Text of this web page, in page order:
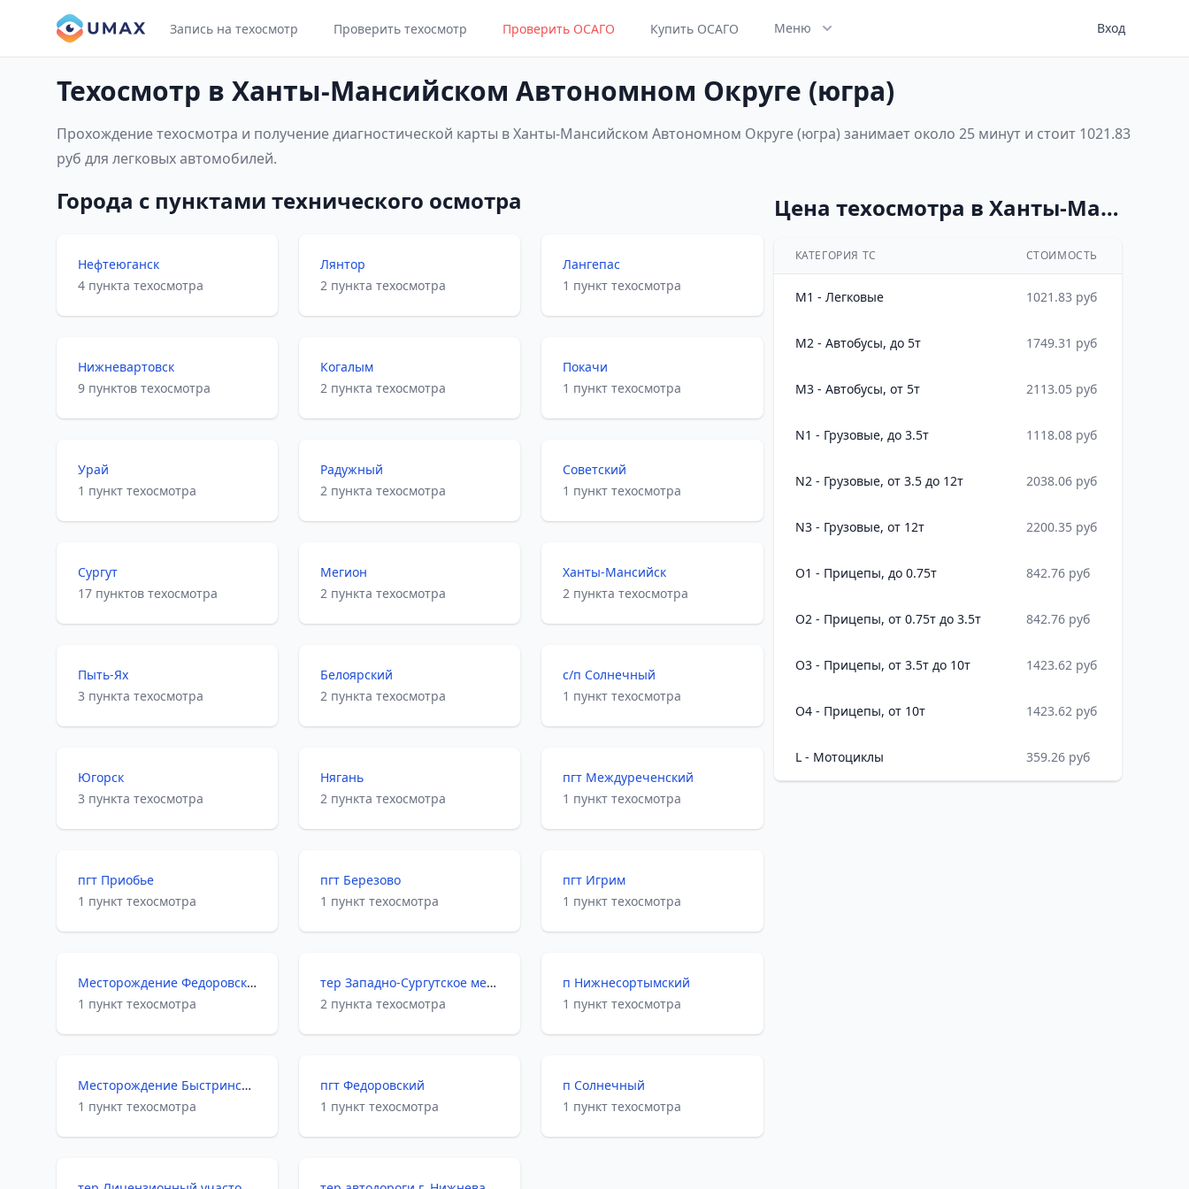
Запись на техосмотр Проверить техосмотр Проверить ОСАГО Купить ОСАГО Меню Вход
Техосмотр в Ханты-Мансийском Автономном Округе (югра)
Прохождение техосмотра и получение диагностической карты в Ханты-Мансийском Автономном Округе (югра) занимает около 25 минут и стоит 1021.83
руб для легковых автомобилей.
Города с пунктами технического осмотра
Нефтеюганск
4 пункта техосмотра
Лянтор
2 пункта техосмотра
Лангепас
1 пункт техосмотра
Нижневартовск
9 пунктов техосмотра
Когалым
2 пункта техосмотра
Покачи
1 пункт техосмотра
Урай
1 пункт техосмотра
Радужный
2 пункта техосмотра
Советский
1 пункт техосмотра
Сургут
17 пунктов техосмотра
Мегион
2 пункта техосмотра
Ханты-Мансийск
2 пункта техосмотра
Пыть-Ях
3 пункта техосмотра
Белоярский
2 пункта техосмотра
с/п Солнечный
1 пункт техосмотра
Югорск
3 пункта техосмотра
Нягань
2 пункта техосмотра
пгт Междуреченский
1 пункт техосмотра
пгт Приобье
1 пункт техосмотра
пгт Березово
1 пункт техосмотра
пгт Игрим
1 пункт техосмотра
Месторождение Федоровское
1 пункт техосмотра
тер Западно-Сургутское месторождение
2 пункта техосмотра
п Нижнесортымский
1 пункт техосмотра
Месторождение Быстринское
1 пункт техосмотра
пгт Федоровский
1 пункт техосмотра
п Солнечный
1 пункт техосмотра
Цена техосмотра в Ханты-Мансийском Автономном Округе (югра)
КАТЕГОРИЯ ТС СТОИМОСТЬ
M1 - Легковые 1021.83 руб
M2 - Автобусы, до 5т 1749.31 руб
M3 - Автобусы, от 5т 2113.05 руб
N1 - Грузовые, до 3.5т 1118.08 руб
N2 - Грузовые, от 3.5 до 12т 2038.06 руб
N3 - Грузовые, от 12т 2200.35 руб
O1 - Прицепы, до 0.75т 842.76 руб
O2 - Прицепы, от 0.75т до 3.5т 842.76 руб
O3 - Прицепы, от 3.5т до 10т 1423.62 руб
O4 - Прицепы, от 10т 1423.62 руб
L - Мотоциклы 359.26 руб